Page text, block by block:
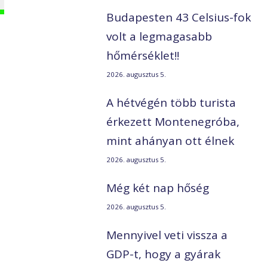
Budapesten 43 Celsius-fok
volt a legmagasabb
hőmérséklet!!
2026. augusztus 5.
A hétvégén több turista
érkezett Montenegróba,
mint ahányan ott élnek
2026. augusztus 5.
Még két nap hőség
2026. augusztus 5.
Mennyivel veti vissza a
GDP-t, hogy a gyárak